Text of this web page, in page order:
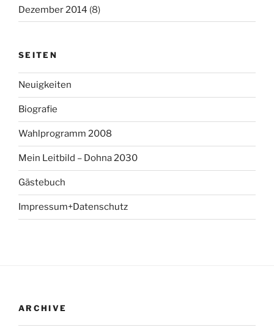
Dezember 2014 (8)
SEITEN
Neuigkeiten
Biografie
Wahlprogramm 2008
Mein Leitbild – Dohna 2030
Gästebuch
Impressum+Datenschutz
ARCHIVE